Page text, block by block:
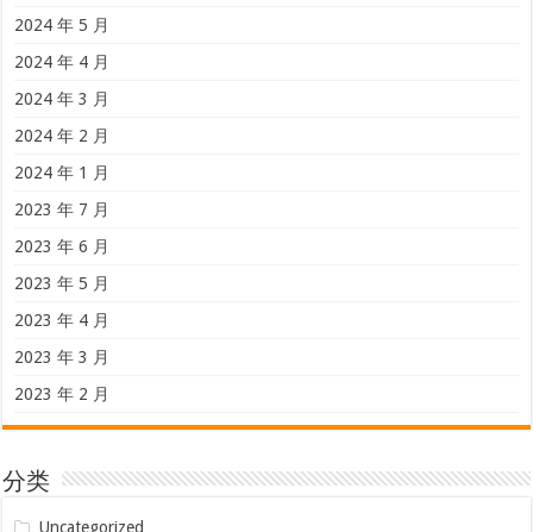
2024 年 5 月
2024 年 4 月
2024 年 3 月
2024 年 2 月
2024 年 1 月
2023 年 7 月
2023 年 6 月
2023 年 5 月
2023 年 4 月
2023 年 3 月
2023 年 2 月
分类
Uncategorized